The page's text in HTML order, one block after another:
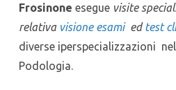
Frosinone esegue visite
relativa visione esami edtest
diverse iperspecializzazioni
Podologia.